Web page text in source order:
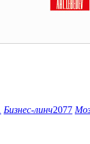
Бизнес-линч2077